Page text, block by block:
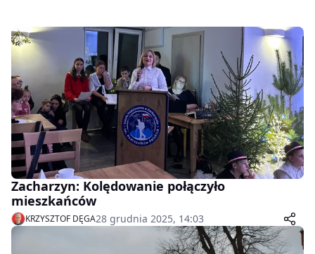
Zacharzyn: Kolędowanie połączyło
mieszkańców
KRZYSZTOF DĘGA28 grudnia 2025, 14:03